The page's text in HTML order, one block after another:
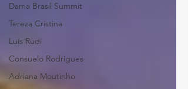
Dama Brasil Summit
Tereza Cristina
Luís Rudí
Consuelo Rodrigues
Adriana Moutinho